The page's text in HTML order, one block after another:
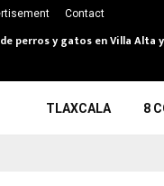
Contact
perros y gatos en Villa Alta
TLAXCALA 8